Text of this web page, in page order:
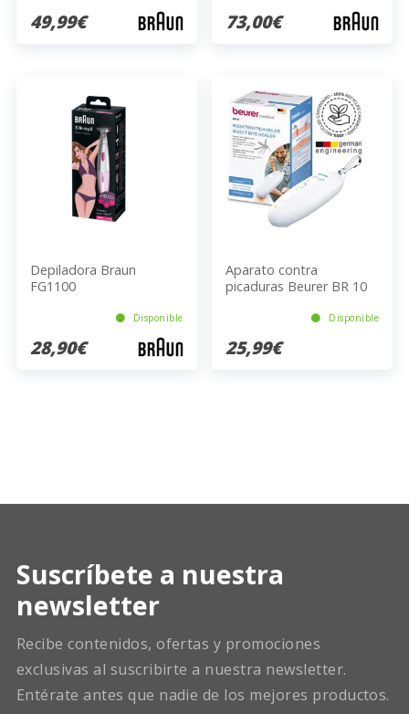
49,99€ 73,00€
Depiladora Braun
FG1100
Disponible
28,90€
Aparato contra
picaduras Beurer BR 10
Disponible
25,99€
Suscríbete a nuestra
newsletter
Recibe contenidos, ofertas y promociones
exclusivas al suscribirte a nuestra newsletter.
Entérate antes que nadie de los mejores productos.